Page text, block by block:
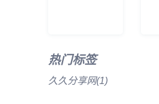
热门标签
​久久分享网(1)